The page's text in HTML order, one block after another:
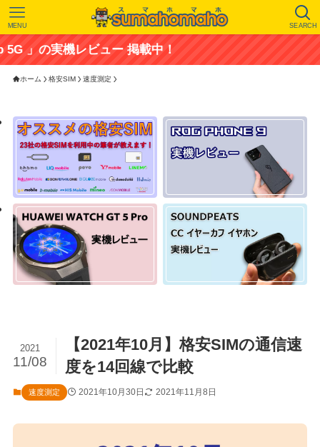
SEARCH
MENU
レビュー 掲載中！
ホーム 格安SIM 速度測定
【2021年10月】格安SIMの通信速
度を14回線で比較
2021
11/08
速度測定 2021年10月30日 2021年11月8日